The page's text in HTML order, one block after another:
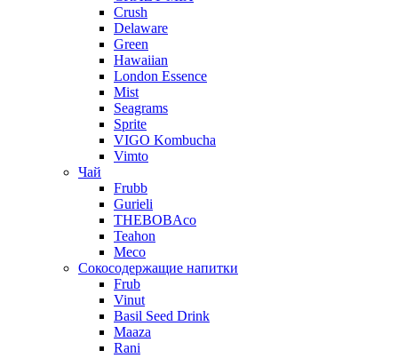
Crush
Delaware
Green
Hawaiian
London Essence
Mist
Seagrams
Sprite
VIGO Kombucha
Vimto
Чай
Frubb
Gurieli
THEBOBAco
Teahon
Meco
Сокосодержащие напитки
Frub
Vinut
Basil Seed Drink
Maaza
Rani